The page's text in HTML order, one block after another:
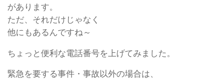
があります。
ただ、それだけじゃなく
他にもあるんですね～
ちょっと便利な電話番号を上げてみました。
緊急を要する事件・事故以外の場合は、